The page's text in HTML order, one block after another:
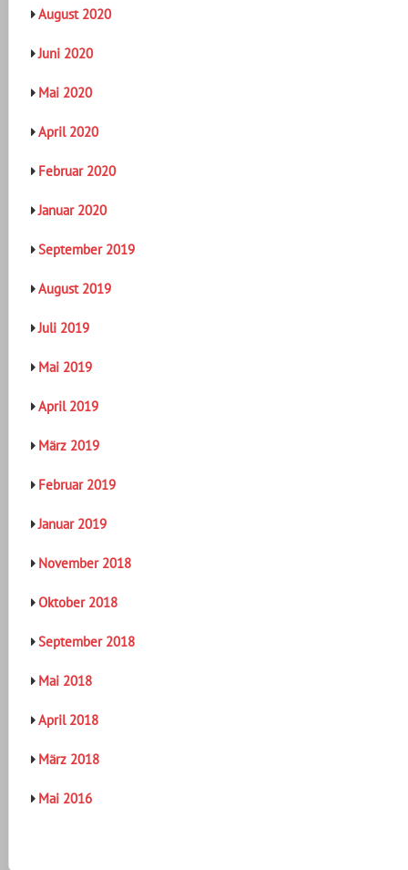
August 2020
Juni 2020
Mai 2020
April 2020
Februar 2020
Januar 2020
September 2019
August 2019
Juli 2019
Mai 2019
April 2019
März 2019
Februar 2019
Januar 2019
November 2018
Oktober 2018
September 2018
Mai 2018
April 2018
März 2018
Mai 2016